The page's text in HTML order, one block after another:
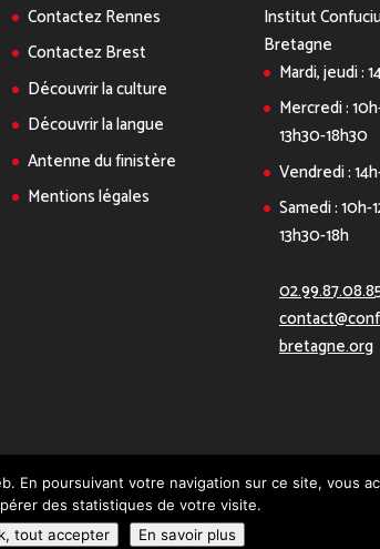
Contactez Rennes
Contactez Brest
Découvrir la culture
Découvrir la langue
Antenne du finistère
Mentions légales
Institut
Bretagne
Mardi, jeudi :
Mercredi :
13h30-18h30
Vendredi :
Samedi : 10h-
13h30-18h
bretagne.org
poursuivant votre navigation sur ce site, vous
des statistiques de votre visite.
tout accepter
En savoir plus